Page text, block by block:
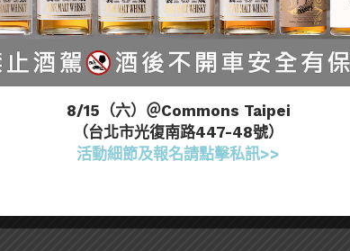
8/15（六）＠Commons Taipei
（台北市光復南路447-48號）
活動細節及報名請點擊私訊>>